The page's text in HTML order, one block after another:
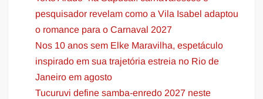
pesquisador revelam como a Vila Isabel adaptou
o romance para o Carnaval 2027
Nos 10 anos sem Elke Maravilha, espetáculo
inspirado em sua trajetória estreia no Rio de
Janeiro em agosto
Tucuruvi define samba-enredo 2027 neste